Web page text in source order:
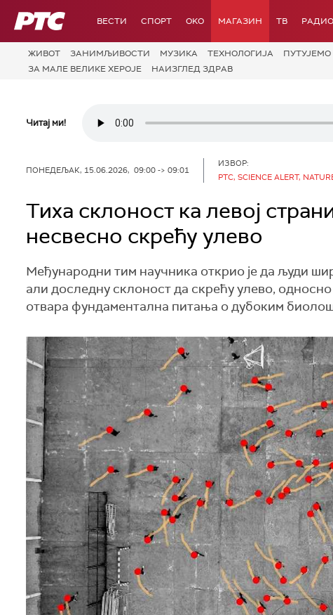
РТС ВЕСТИ СПОРТ OKO МАГАЗИН ТВ РАДИО
ЖИВОТ ЗАНИМЉИВОСТИ МУЗИКА ТЕХНОЛОГИЈA ПУТУЈЕМО
ЗА МАЛЕ ВЕЛИКЕ ХЕРОЈЕ
НАИЗГЛЕД ЗДРАВ
Читај ми!
ПОНЕДЕЉАК, 15.06.2026, 09:00 -> 09:01
ИЗВОР:
РТС, SCIENCE ALERT,
Тиха склоност ка левој
несвесно скрећу улево
Међународни тим научника открио је да људи
али доследну склоност да скрећу улево,
отвара фундаментална питања о дубоким